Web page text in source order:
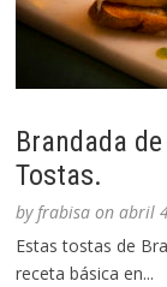
Brandada
Tostas.
byfrabisa onabril
Estas tostas de
receta básica en...